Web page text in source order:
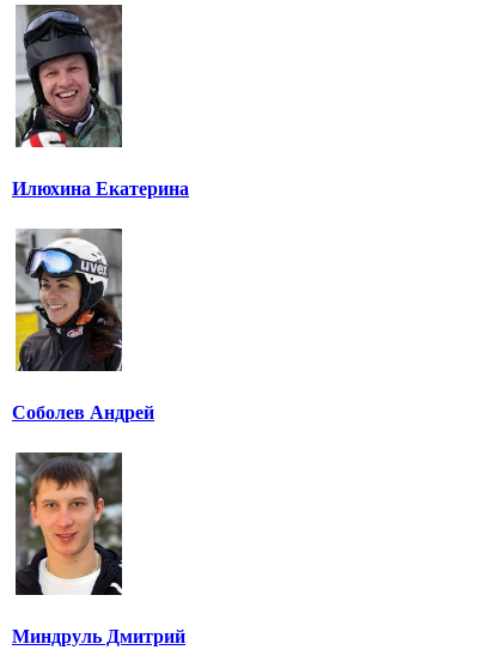
Илюхина Екатерина
Соболев Андрей
Миндруль Дмитрий